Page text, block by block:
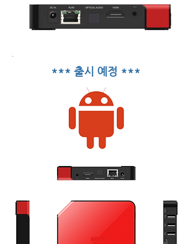
*** 출시 예정 ***